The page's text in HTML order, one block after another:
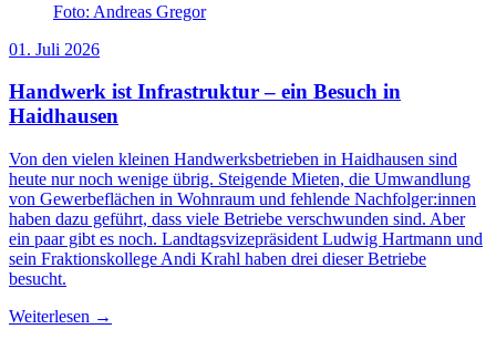
Foto: Andreas Gregor
01. Juli 2026
Handwerk ist Infrastruktur – ein Besuch in
Haidhausen
Von den vielen kleinen Handwerksbetrieben in Haidhausen sind
heute nur noch wenige übrig. Steigende Mieten, die Umwandlung
von Gewerbeflächen in Wohnraum und fehlende Nachfolger:innen
haben dazu geführt, dass viele Betriebe verschwunden sind. Aber
ein paar gibt es noch. Landtagsvizepräsident Ludwig Hartmann und
sein Fraktionskollege Andi Krahl haben drei dieser Betriebe
besucht.
Weiterlesen →